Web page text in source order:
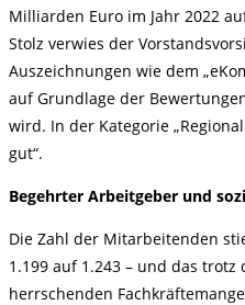
Milliarden Euro im Jahr 2022
Stolz verwies der
Auszeichnungen wie dem
auf Grundlage der
wird. In der Kategorie
gut“.
Begehrter Arbeitgeber und
Die Zahl der Mitarbeitenden
1.199 auf 1.243 – und das trotz
herrschenden